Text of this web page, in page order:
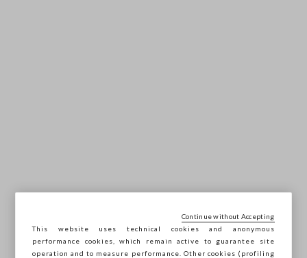
PROMOÇÃO
This website uses technical cookies and anonymous
performance cookies, which remain active to guarantee site
operation and to measure performance. Other cookies (profiling
Continue without Accepting